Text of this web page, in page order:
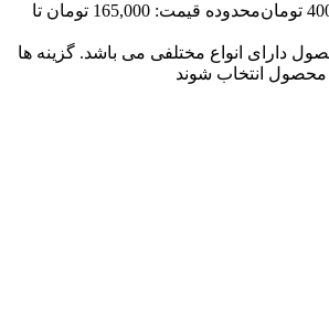
تومان
محدوده قیمت: 165,000 تومان تا
دارای انواع مختلفی می باشد. گزینه ها
انتخاب شوند